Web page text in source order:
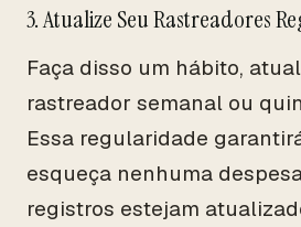
3. Atualize Seu Rastreadores
Faça disso um hábito,
rastreador semanal ou
Essa regularidade
esqueça nenhuma
registros estejam